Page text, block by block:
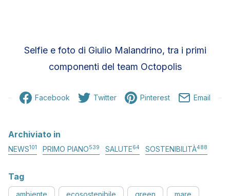
Selfie e foto di Giulio Malandrino, tra i primi
componenti del team Octopolis
Facebook Twitter Pinterest Email
Archiviato in
NEWS101 PRIMO PIANO539 SALUTE64 SOSTENIBILITÀ488
Tag
ambiente ecosostenibile green mare